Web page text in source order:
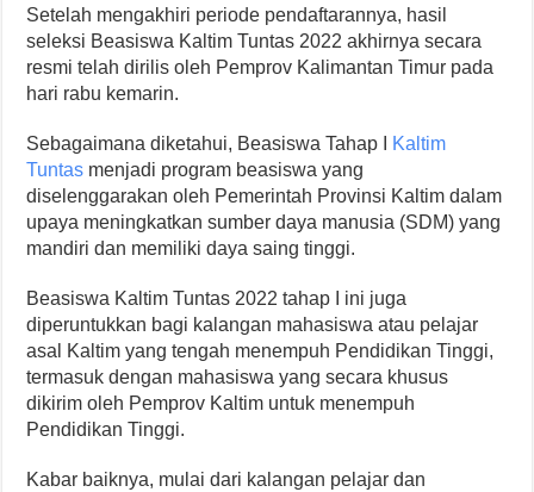
Setelah mengakhiri periode pendaftarannya, hasil
seleksi Beasiswa Kaltim Tuntas 2022 akhirnya secara
resmi telah dirilis oleh Pemprov Kalimantan Timur pada
hari rabu kemarin.
Sebagaimana diketahui, Beasiswa Tahap I
Kaltim
Tuntas menjadi program beasiswa yang
diselenggarakan oleh Pemerintah Provinsi Kaltim dalam
upaya meningkatkan sumber daya manusia (SDM) yang
mandiri dan memiliki daya saing tinggi.
Beasiswa Kaltim Tuntas 2022 tahap I ini juga
diperuntukkan bagi kalangan mahasiswa atau pelajar
asal Kaltim yang tengah menempuh Pendidikan Tinggi,
termasuk dengan mahasiswa yang secara khusus
dikirim oleh Pemprov Kaltim untuk menempuh
Pendidikan Tinggi.
Kabar baiknya, mulai dari kalangan pelajar dan